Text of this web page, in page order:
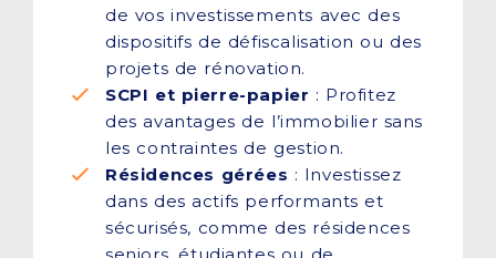
de vos investissements avec des
dispositifs de défiscalisation ou des
projets de rénovation.
SCPI et pierre-papier : Profitez
des avantages de l’immobilier sans
les contraintes de gestion.
Résidences gérées : Investissez
dans des actifs performants et
sécurisés, comme des résidences
seniors, étudiantes ou de